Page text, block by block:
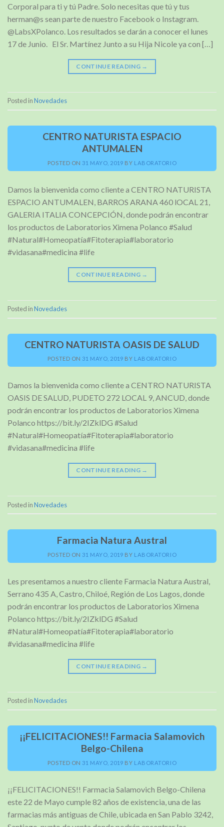
Corporal para ti y tú Padre. Solo necesitas que tú y tus
herman@s sean parte de nuestro Facebook o Instagram.
@LabsXPolanco. Los resultados se darán a conocer el lunes
17 de Junio. El Sr. Martínez Junto a su Hija Nicole ya con […]
CONTINUE READING →
Posted inNovedades
CENTRO NATURISTA ESPACIO
ANTUMALEN
POSTED ON 31 MAYO, 2019 BY LABORATORIO
Damos la bienvenida como cliente a CENTRO NATURISTA
ESPACIO ANTUMALEN, BARROS ARANA 460 lOCAL 21,
GALERIA ITALIA CONCEPCIÓN, donde podrán encontrar
los productos de Laboratorios Ximena Polanco #Salud
#Natural#Homeopatía#Fitoterapia#laboratorio
#vidasana#medicina #life
CONTINUE READING →
Posted inNovedades
CENTRO NATURISTA OASIS DE SALUD
POSTED ON 31 MAYO, 2019 BY LABORATORIO
Damos la bienvenida como cliente a CENTRO NATURISTA
OASIS DE SALUD, PUDETO 272 LOCAL 9, ANCUD, donde
podrán encontrar los productos de Laboratorios Ximena
Polanco https://bit.ly/2IZklDG #Salud
#Natural#Homeopatía#Fitoterapia#laboratorio
#vidasana#medicina #life
CONTINUE READING →
Posted inNovedades
Farmacia Natura Austral
POSTED ON 31 MAYO, 2019 BY LABORATORIO
Les presentamos a nuestro cliente Farmacia Natura Austral,
Serrano 435 A, Castro, Chiloé, Región de Los Lagos, donde
podrán encontrar los productos de Laboratorios Ximena
Polanco https://bit.ly/2IZklDG #Salud
#Natural#Homeopatía#Fitoterapia#laboratorio
#vidasana#medicina #life
CONTINUE READING →
Posted inNovedades
¡¡FELICITACIONES!! Farmacia Salamovich
Belgo-Chilena
POSTED ON 31 MAYO, 2019 BY LABORATORIO
¡¡FELICITACIONES!! Farmacia Salamovich Belgo-Chilena
este 22 de Mayo cumple 82 años de existencia, una de las
farmacias más antiguas de Chile, ubicada en San Pablo 3242,